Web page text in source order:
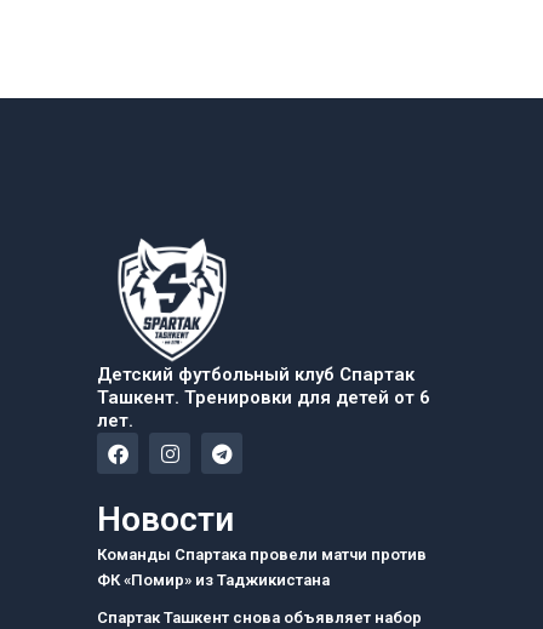
Детский футбольный клуб Спартак
Ташкент. Тренировки для детей от 6
лет.
F
a
e
b
o
k
I
n
a
g
r
a
m
T
e
g
a
m
Новости
Команды Спартака провели матчи против
ФК «Помир» из Таджикистана
Спартак Ташкент снова объявляет набор